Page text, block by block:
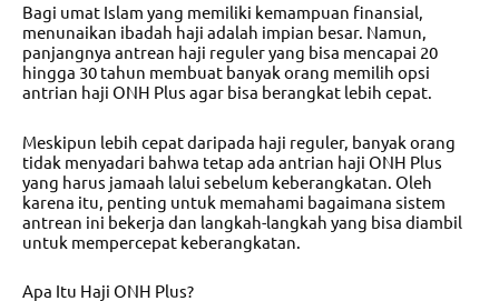
Bagi umat Islam yang memiliki kemampuan finansial,
menunaikan ibadah haji adalah impian besar. Namun,
panjangnya antrean haji reguler yang bisa mencapai 20
hingga 30 tahun membuat banyak orang memilih opsi
antrian haji ONH Plus agar bisa berangkat lebih cepat.
Meskipun lebih cepat daripada haji reguler, banyak orang
tidak menyadari bahwa tetap ada antrian haji ONH Plus
yang harus jamaah lalui sebelum keberangkatan. Oleh
karena itu, penting untuk memahami bagaimana sistem
antrean ini bekerja dan langkah-langkah yang bisa diambil
untuk mempercepat keberangkatan.
Apa Itu Haji ONH Plus?